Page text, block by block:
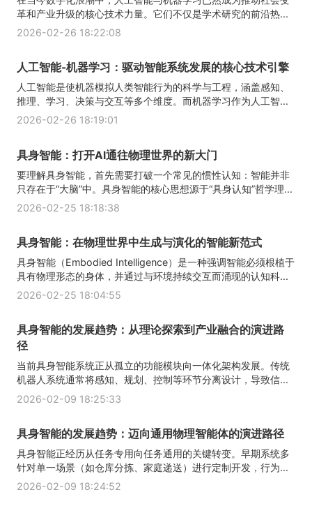
革和产业升级的核心技术力量。它们不仅是学术研究的前沿热...
2026-02-26 18:22:08
人工智能-机器学习：驱动智能系统发展的核心技术引擎
人工智能是使机器模拟人类智能行为的科学与工程，涵盖感知、
推理、学习、决策与交互等多个维度。而机器学习作为人工智...
2026-02-26 18:19:01
具身智能：打开AI通往物理世界的新大门
要理解具身智能，首先需要打破一个常见的惯性认知：智能并非
只存在于“大脑”中。具身智能的核心思想源于“具身认知”哲学理...
2026-02-25 18:18:38
具身智能：在物理世界中生成与演化的智能新范式
具身智能（Embodied Intelligence）是一种强调智能必须根植于
具有物理形态的身体，并通过与环境持续交互而涌现的认知科...
2026-02-25 18:04:55
具身智能的发展趋势：从理论探索到产业融合的演进路
径
当前具身智能系统正从孤立的功能模块向一体化架构发展。传统
机器人系统通常将感知、规划、控制等环节分离设计，导致信...
2026-02-09 18:25:33
具身智能的发展趋势：迈向通用物理智能体的演进路径
具身智能正经历从任务专用向任务通用的关键转变。早期系统多
针对单一场景（如仓库分拣、家庭递送）进行定制开发，行为...
2026-02-09 18:24:52